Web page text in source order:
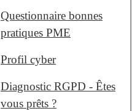
Questionnaire bonnes
pratiques PME
Profil cyber
Diagnostic RGPD - Êtes
vous prêts ?